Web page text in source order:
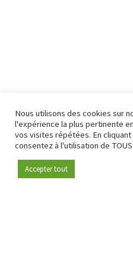
Devenez membre
Nous utilisons des cookies sur
l'expérience la plus pertinente
vos visites répétées. En cliquant
consentez à l'utilisation de
Accepter tout